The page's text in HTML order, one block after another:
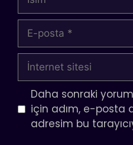
posta
İnternet
sitesi
Daha sonraki
için adım, e-posta
adresim bu